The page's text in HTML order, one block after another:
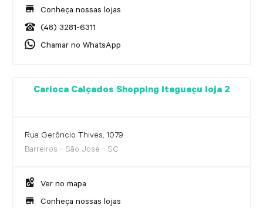
Conheça nossas lojas
(48) 3281-6311
Chamar no WhatsApp
Carioca Calçados Shopping Itaguaçu loja 2
Rua Gerôncio Thives, 1079
Barreiros - São José - SC
Ver no mapa
Conheça nossas lojas